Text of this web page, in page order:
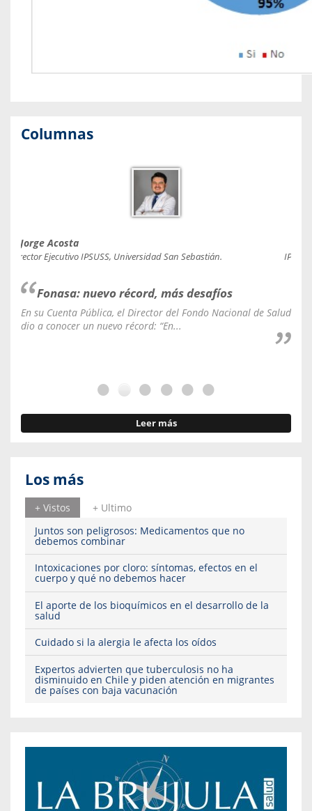
Columnas
Jorge Acosta
Director Ejecutivo IPSUSS, Universidad San Sebastián.
Fonasa: nuevo récord, más desafíos
En su Cuenta Pública, el Director del Fondo Nacional de Salud
dio a conocer un nuevo récord: “En...
Leer más
Los más
+ Vistos
+ Ultimo
Juntos son peligrosos: Medicamentos que no
debemos combinar
Intoxicaciones por cloro: síntomas, efectos en el
cuerpo y qué no debemos hacer
El aporte de los bioquímicos en el desarrollo de la
salud
Cuidado si la alergia le afecta los oídos
Expertos advierten que tuberculosis no ha
disminuido en Chile y piden atención en migrantes
de países con baja vacunación